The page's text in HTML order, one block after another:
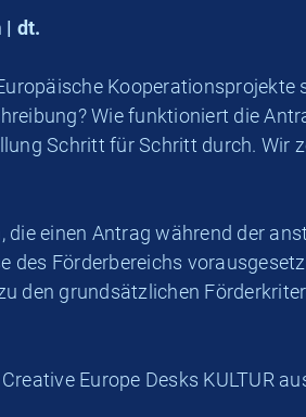
| dt.
Wie funktioniert die
Schritt für Schritt durch. Wir
einen Antrag während der
des Förderbereichs
den grundsätzlichen
Europe Desks KULTUR